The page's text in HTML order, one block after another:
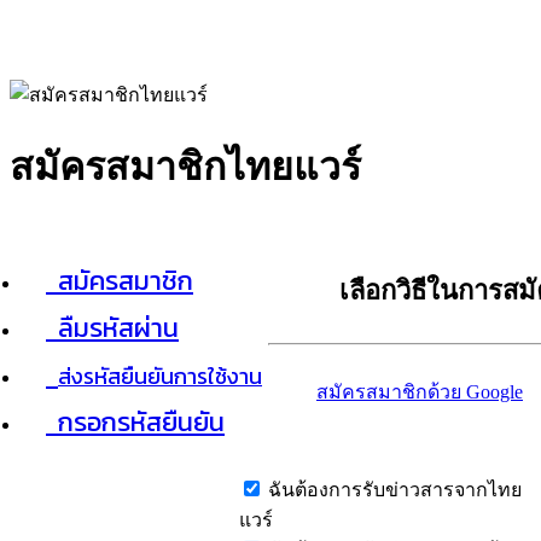
สมัครสมาชิกไทยแวร์
สมัครสมาชิก
ลืมรหัสผ่าน
ส่งรหัสยืนยันการใช้งาน
กรอกรหัสยืนยัน
เลือกวิธีในการส
สมัครสมาชิกด้วย Google
ฉันต้องการรับข่าวสารจากไทย
แวร์